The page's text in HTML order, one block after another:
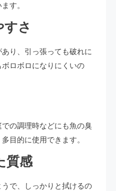
す。
さ
り、引っ張っても破れに
ロボロになりにくいの
の調理時などにも魚の臭
目的に使用できます。
質感
で、しっかりと拭けるの